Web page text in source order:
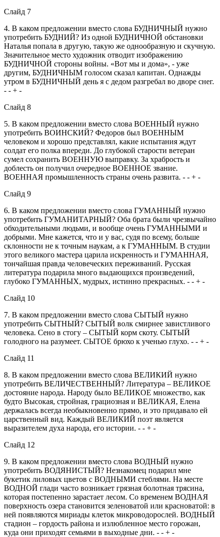
Слайд 7
4. В каком предложении вместо слова БУДНИЧНЫЙ нужно
употребить БУДНИЙ? Из одной БУДНИЧНОЙ обстановки
Наталья попала в другую, такую же однообразную и скучную.
Значительное место художник отводит изображению
БУДНИЧНОЙ стороны войны. «Вот мы и дома», - уже
другим, БУДНИЧНЫМ голосом сказал капитан. Однажды
утром в БУДНИЧНЫЙ день я с дедом разгребал во дворе снег.
- - + -
Слайд 8
5. В каком предложении вместо слова ВОЕННЫЙ нужно
употребить ВОИНСКИЙ? Федоров был ВОЕННЫМ
человеком и хорошо представлял, какие испытания ждут
солдат его полка впереди. До глубокой старости ветеран
сумел сохранить ВОЕННУЮ выправку. За храбрость и
доблесть он получил очередное ВОЕННОЕ звание.
ВОЕННАЯ промышленность страны очень развита. - - + -
Слайд 9
6. В каком предложении вместо слова ГУМАННЫЙ нужно
употребить ГУМАНИТАРНЫЙ? Оба брата были чрезвычайно
обходительными людьми, и вообще очень ГУМАННЫМИ и
добрыми. Мне кажется, что и у вас, судя по всему, больше
склонности не к точным наукам, а к ГУМАННЫМ. В студии
этого великого мастера царила искренность и ГУМАННАЯ,
тончайшая правда человеческих переживаний. Русская
литература подарила много выдающихся произведений,
глубоко ГУМАННЫХ, мудрых, истинно прекрасных. - - + -
Слайд 10
7. В каком предложении вместо слова СЫТЫЙ нужно
употребить СЫТНЫЙ? СЫТЫЙ волк смирнее завистливого
человека. Сено в стогу – СЫТЫЙ корм скоту. СЫТЫЙ
голодного на разумеет. СЫТОЕ брюхо к ученью глухо. - - + -
Слайд 11
8. В каком предложении вместо слова ВЕЛИКИЙ нужно
употребить ВЕЛИЧЕСТВЕННЫЙ? Литература – ВЕЛИКОЕ
достояние народа. Народу было ВЕЛИКОЕ множество, как
будто Высокая, стройная, грациозная и ВЕЛИКАЯ, Елена
держалась всегда необыкновенно прямо, и это придавало ей
царственный вид. Каждый ВЕЛИКИЙ поэт является
выразителем духа народа, его истории. - - + -
Слайд 12
9. В каком предложении вместо слова ВОДНЫЙ нужно
употребить ВОДЯНИСТЫЙ? Незнакомец подарил мне
букетик лиловых цветов с ВОДНЫМИ стеблями. На месте
ВОДНОЙ глади часто возникает грязная болотная трясина,
которая постепенно зарастает лесом. Со временем ВОДНАЯ
поверхность озера становится зеленоватой или красноватой: в
ней появляются мириады клеток микроводорослей. ВОДНЫЙ
стадион – гордость района и излюбленное место горожан,
куда они приходят семьями в выходные дни. - - + -